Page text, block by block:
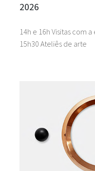
14h e 16h Visitas com
15h30 Ateliês de arte
2026